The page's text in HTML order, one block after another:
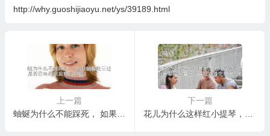
http://why.guoshijiaoyu.net/ys/39189.html
上一篇
下一篇